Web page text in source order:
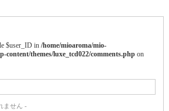
$user_ID in /home/mioaroma/mio-
content/themes/luxe_tcd022/comments.phpon
ません -